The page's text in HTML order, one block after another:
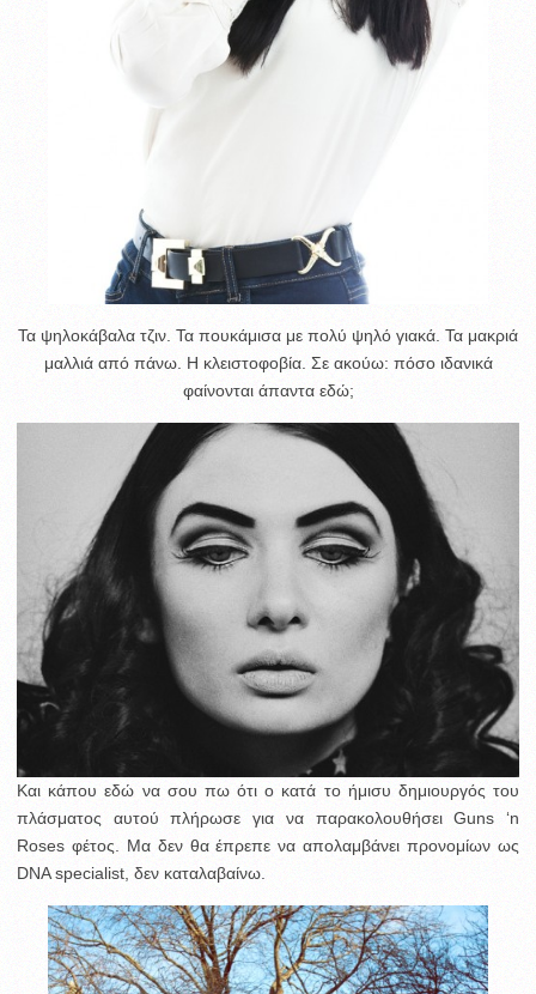
Τα ψηλοκάβαλα τζιν. Τα πουκάμισα με πολύ ψηλό γιακά. Τα μακριά
μαλλιά από πάνω. Η κλειστοφοβία. Σε ακούω: πόσο ιδανικά
φαίνονται άπαντα εδώ;
Και κάπου εδώ να σου πω ότι ο κατά το ήμισυ δημιουργός του
πλάσματος αυτού πλήρωσε για να παρακολουθήσει Guns ‘n
Roses φέτος. Μα δεν θα έπρεπε να απολαμβάνει προνομίων ως
DNA specialist, δεν καταλαβαίνω.